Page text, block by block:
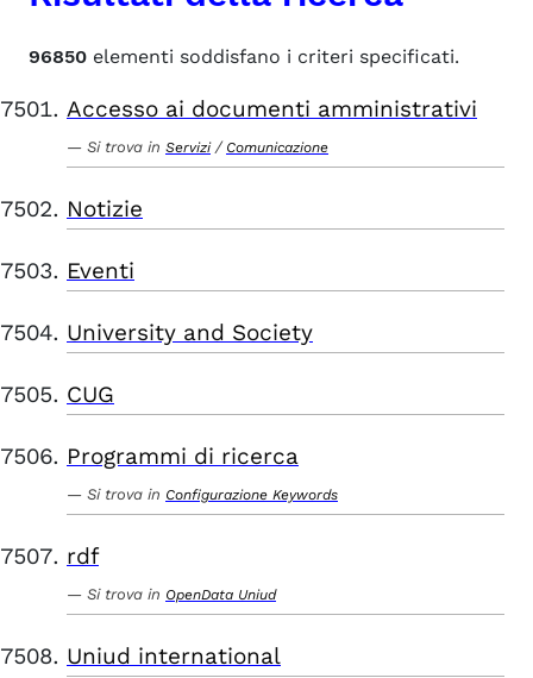
96850 elementi soddisfano i criteri specificati.
Accesso ai documenti amministrativi
Si trova in Servizi / Comunicazione
Notizie
Eventi
University and Society
CUG
Programmi di ricerca
Si trova in Configurazione Keywords
rdf
Si trova in OpenData Uniud
Uniud international